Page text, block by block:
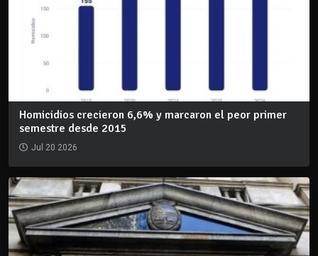
Homicidios crecieron 6,6% y marcaron el peor primer
semestre desde 2015
Jul 20 2026